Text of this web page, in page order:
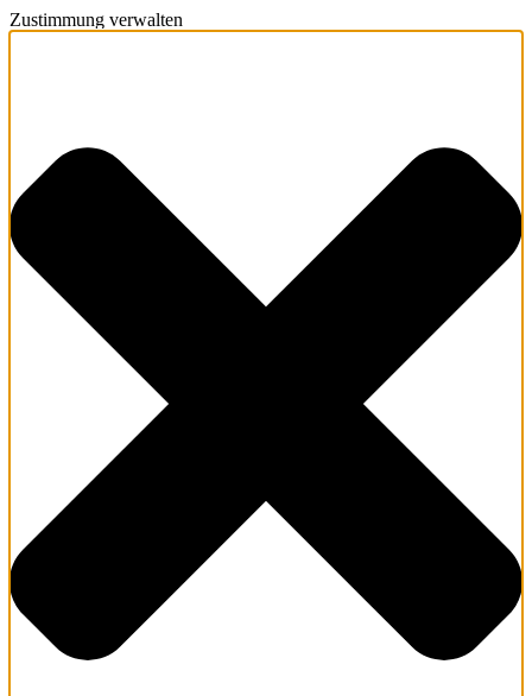
Zustimmung verwalten